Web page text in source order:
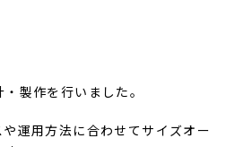
製作を行いました。
運用方法に合わせてサイズオー